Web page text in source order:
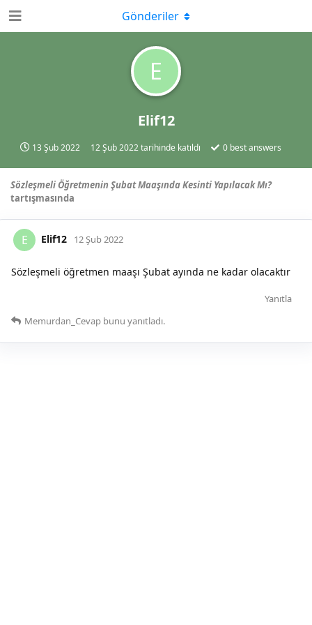
E
Elif12
13 Şub 2022 12 Şub 2022tarihinde katıldı 0 best answers
Gönderiler
Sözleşmeli Öğretmenin Şubat Maaşında Kesinti Yapılacak Mı?
tartışmasında
E Elif12 12 Şub 2022
Sözleşmeli öğretmen maaşı Şubat ayında ne kadar olacaktır
Yanıtla
Memurdan_Cevap bunu yanıtladı.